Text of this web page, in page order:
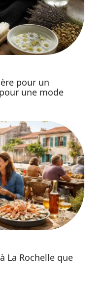
pour un
une mode
La Rochelle que